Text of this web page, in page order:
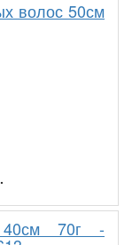
волос 50см
40см 70г -